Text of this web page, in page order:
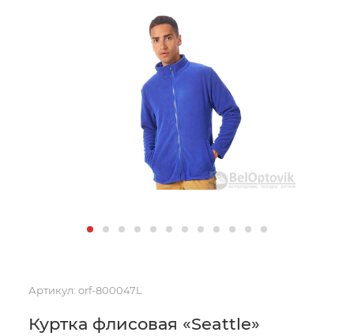
Артикул: orf-800047L
Куртка флисовая «Seattle»